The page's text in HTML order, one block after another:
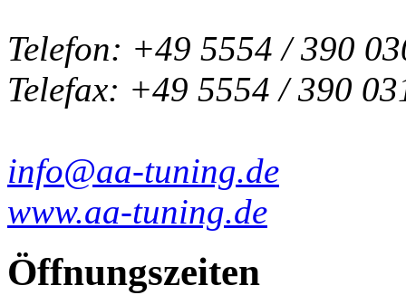
Telefon: +49 5554 / 390
Telefax: +49 5554 / 390
info@aa-tuning.de
www.aa-tuning.de
Öffnungszeiten